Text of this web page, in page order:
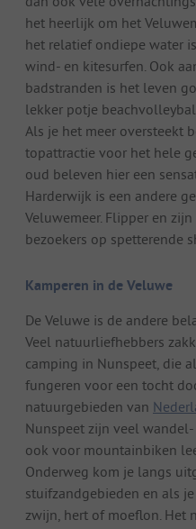
het heerlijk om het
het relatief ondiepe water
wind- en kitesurfen. Ook
badstranden is het leven
lekker potje
Als je het meer oversteekt
topattractie voor het hele
oud beleven hier een
Harderwijk is een andere
Veluwemeer. Flipper en
bezoekers op spetterende
Kamperen in de Veluwe
De Veluwe is de andere
Veel natuurliefhebbers
camping in Nunspeet, die
fungeren voor een tocht
natuurgebieden van
Nunspeet zijn veel
ook voor mountainbiken
Onderweg kom je langs
stuifzandgebieden en als
zwijn, hert of moeflon. Het